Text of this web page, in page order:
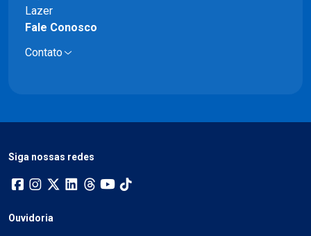
Lazer
Fale Conosco
Contato
Siga nossas redes
Ouvidoria